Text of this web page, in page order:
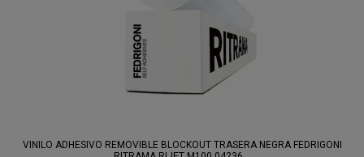
VINILO ADHESIVO REMOVIBLE BLOCKOUT TRASERA NEGRA FEDRIGONI